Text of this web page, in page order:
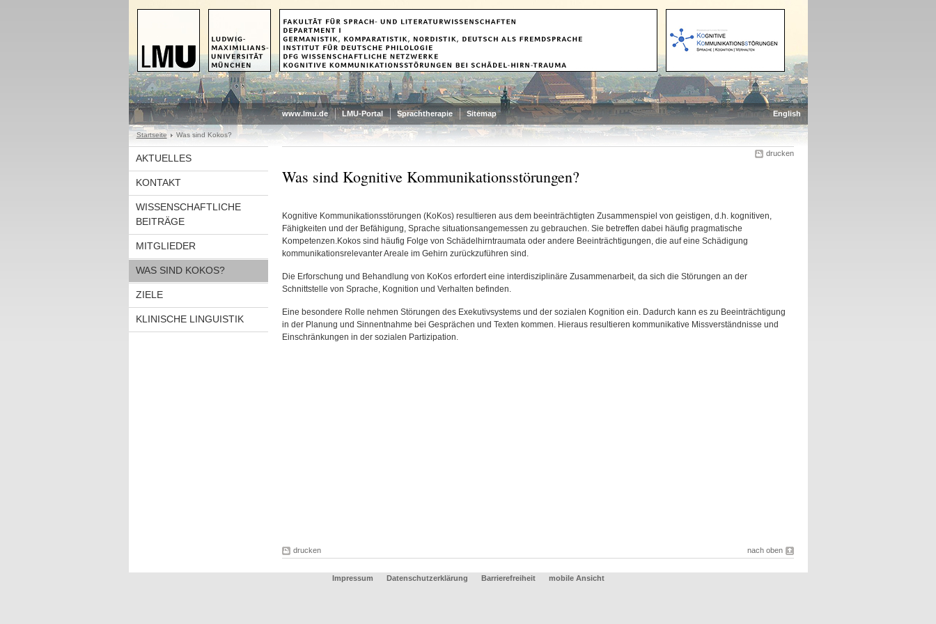
www.lmu.de LMU-Portal Sprachtherapie Sitemap English
Startseite Was sind Kokos?
AKTUELLES
KONTAKT
WISSENSCHAFTLICHE
BEITRÄGE
MITGLIEDER
WAS SIND KOKOS?
ZIELE
KLINISCHE LINGUISTIK
drucken
Was sind Kognitive Kommunikationsstörungen?
Kognitive Kommunikationsstörungen (KoKos) resultieren aus dem beeinträchtigten Zusammenspiel von geistigen, d.h. kognitiven,
Fähigkeiten und der Befähigung, Sprache situationsangemessen zu gebrauchen. Sie betreffen dabei häufig pragmatische
Kompetenzen.Kokos sind häufig Folge von Schädelhirntraumata oder andere Beeinträchtigungen, die auf eine Schädigung
kommunikationsrelevanter Areale im Gehirn zurückzuführen sind.
Die Erforschung und Behandlung von KoKos erfordert eine interdisziplinäre Zusammenarbeit, da sich die Störungen an der
Schnittstelle von Sprache, Kognition und Verhalten befinden.
Eine besondere Rolle nehmen Störungen des Exekutivsystems und der sozialen Kognition ein. Dadurch kann es zu Beeinträchtigung
in der Planung und Sinnentnahme bei Gesprächen und Texten kommen. Hieraus resultieren kommunikative Missverständnisse und
Einschränkungen in der sozialen Partizipation.
drucken nach oben
Impressum Datenschutzerklärung Barrierefreiheit mobile Ansicht